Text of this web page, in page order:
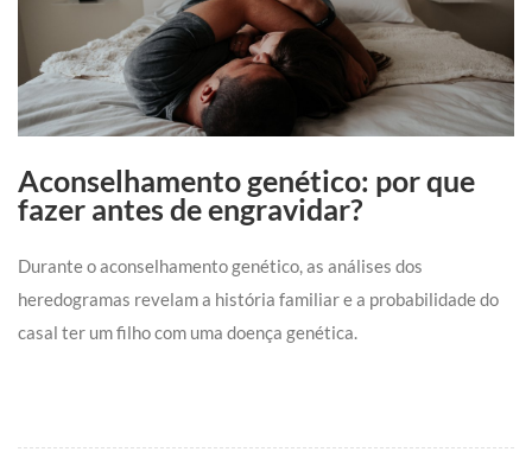
Aconselhamento genético: por que
fazer antes de engravidar?
Durante o aconselhamento genético, as análises dos
heredogramas revelam a história familiar e a probabilidade do
casal ter um filho com uma doença genética.